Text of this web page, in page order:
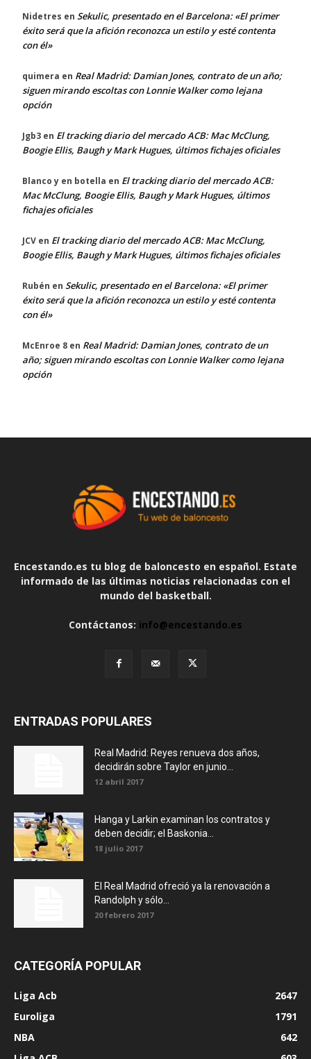
Nidetres en Sekulic, presentado en el Barcelona: «El primer
éxito será que la afición reconozca un estilo y esté contenta
con él»
quimera en Real Madrid: Damian Jones, contrato de un año;
siguen mirando escoltas con Lonnie Walker como lejana
opción
Jgb3 en El tracking diario del mercado ACB: Mac McClung,
Boogie Ellis, Baugh y Mark Hugues, últimos fichajes oficiales
Blanco y en botella en El tracking diario del mercado ACB:
Mac McClung, Boogie Ellis, Baugh y Mark Hugues, últimos
fichajes oficiales
JCV en El tracking diario del mercado ACB: Mac McClung,
Boogie Ellis, Baugh y Mark Hugues, últimos fichajes oficiales
Rubén en Sekulic, presentado en el Barcelona: «El primer
éxito será que la afición reconozca un estilo y esté contenta
con él»
McEnroe 8 en Real Madrid: Damian Jones, contrato de un
año; siguen mirando escoltas con Lonnie Walker como lejana
opción
Encestando.es tu blog de baloncesto en español. Estate
informado de las últimas noticias relacionadas con el
mundo del basketball.
Contáctanos: info@encestando.es
ENTRADAS POPULARES
Real Madrid: Reyes renueva dos años,
decidirán sobre Taylor en junio...
12 abril 2017
Hanga y Larkin examinan los contratos y
deben decidir; el Baskonia...
18 julio 2017
El Real Madrid ofreció ya la renovación a
Randolph y sólo...
20 febrero 2017
CATEGORÍA POPULAR
Liga Acb
2647
Euroliga
1791
NBA
642